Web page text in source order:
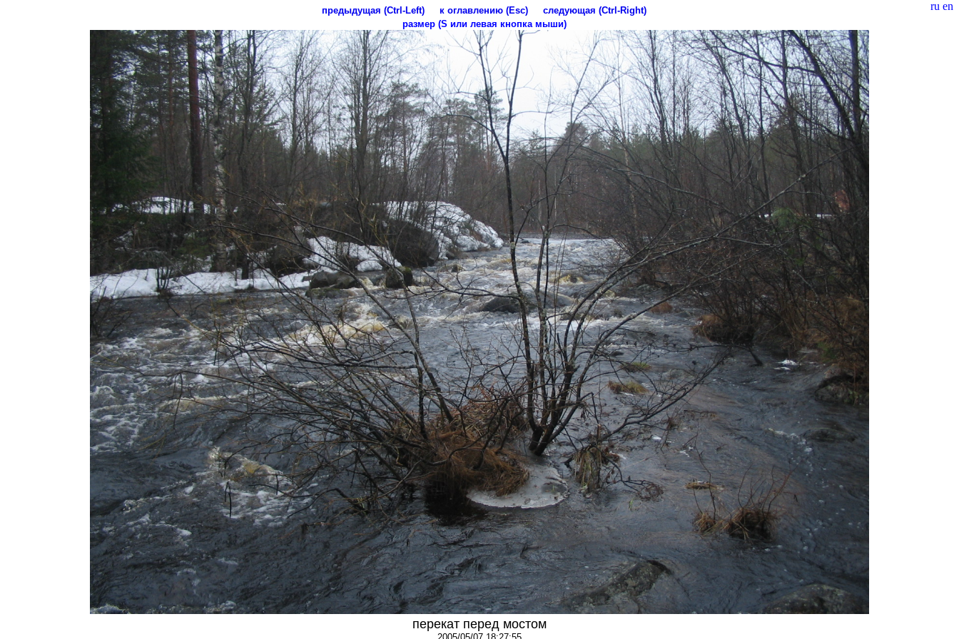
ru en
предыдущая (Ctrl-Left) к оглавлению (Esc)
следующая (Ctrl-Right)
размер (S или левая кнопка мыши)
перекат перед мостом